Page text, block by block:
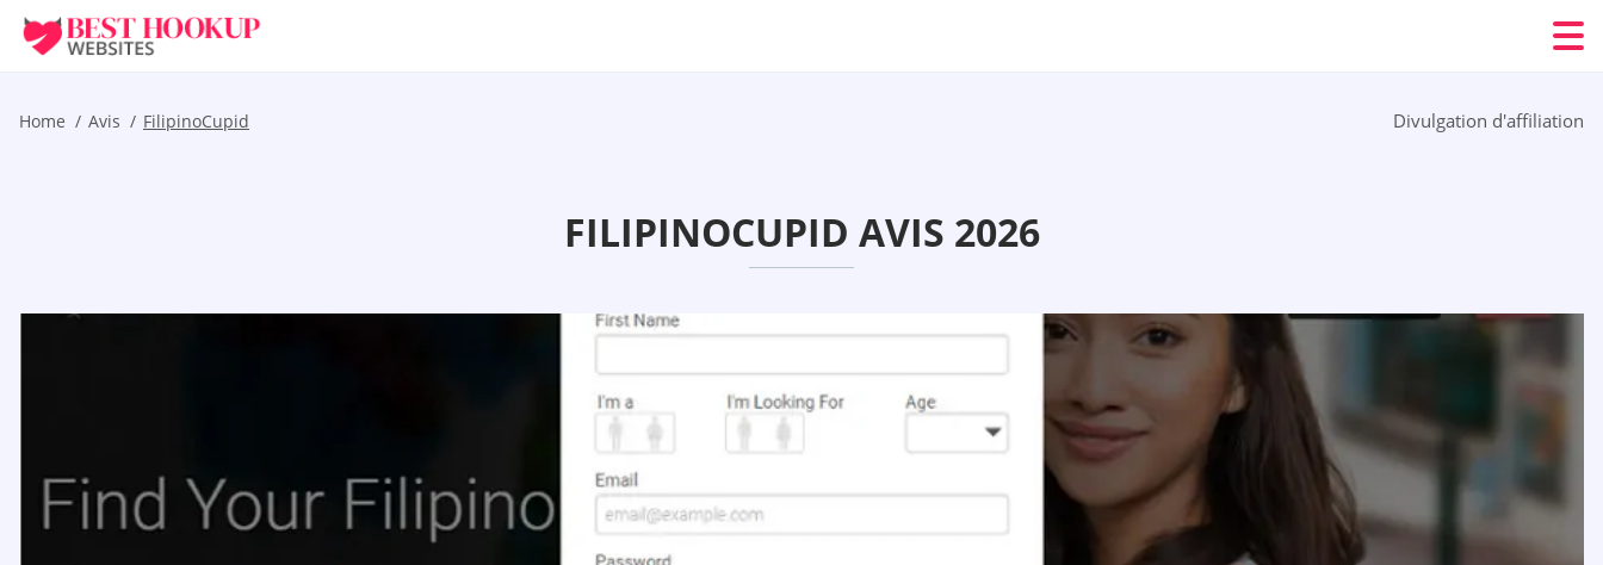
Home Avis FilipinoCupid Divulgation d'affiliation
FILIPINOCUPID AVIS 2026